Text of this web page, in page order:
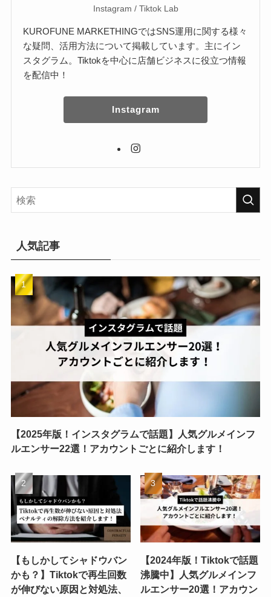
Instagram / Tiktok Lab
KUROFUNE MARKETHINGではSNS運用に関する様々
な疑問、活用方法について掲載しています。主にイン
スタグラム。Tiktokを中心に店舗ビジネスに役立つ情報
を配信中！
Instagram
人気記事
【2025年版！インスタグラムで話題】人気グルメインフ
ルエンサー22選！アカウントごとに紹介します！
【もしかしてシャドウバン
かも？】Tiktokで再生回数
が伸びない原因と対処法、
【2024年版！Tiktokで話題
沸騰中】人気グルメインフ
ルエンサー20選！アカウン